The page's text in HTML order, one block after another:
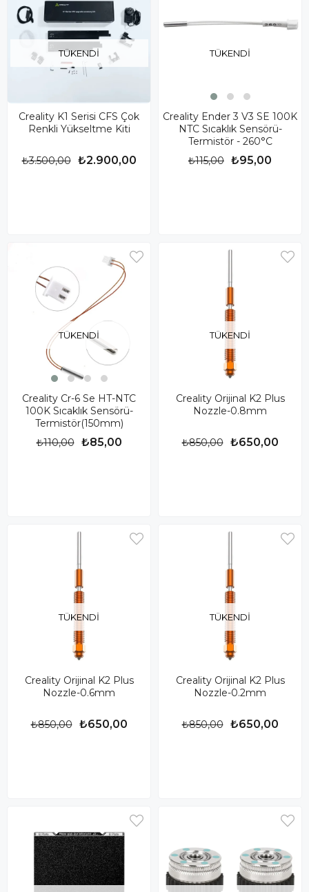
TÜKENDI
Creality K1 Serisi CFS Çok
Renkli Yükseltme Kiti
₺2.900,00
₺3.500,00
TÜKENDI
Creality Ender 3 V3 SE 100K
NTC Sıcaklık Sensörü-
Termistör - 260°C
₺95,00
₺115,00
TÜKENDI
Creality Cr-6 Se HT-NTC
100K Sıcaklık Sensörü-
Termistör(150mm)
₺85,00
₺110,00
TÜKENDI
Creality Orijinal K2 Plus
Nozzle-0.8mm
₺650,00
₺850,00
TÜKENDI
Creality Orijinal K2 Plus
Nozzle-0.6mm
₺650,00
₺850,00
TÜKENDI
Creality Orijinal K2 Plus
Nozzle-0.2mm
₺650,00
₺850,00